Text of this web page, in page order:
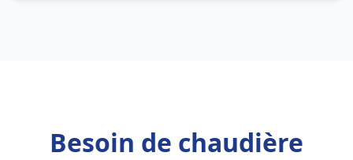
Besoin de chaudière